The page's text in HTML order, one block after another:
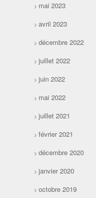
mai 2023
avril 2023
décembre 2022
juillet 2022
juin 2022
mai 2022
juillet 2021
février 2021
décembre 2020
janvier 2020
octobre 2019